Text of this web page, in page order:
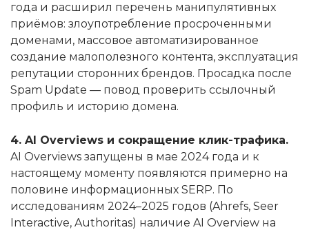
года и расширил перечень манипулятивных
приёмов: злоупотребление просроченными
доменами, массовое автоматизированное
создание малополезного контента, эксплуатация
репутации сторонних брендов. Просадка после
Spam Update — повод проверить ссылочный
профиль и историю домена.
4. AI Overviews и сокращение клик-трафика.
AI Overviews запущены в мае 2024 года и к
настоящему моменту появляются примерно на
половине информационных SERP. По
исследованиям 2024–2025 годов (Ahrefs, Seer
Interactive, Authoritas) наличие AI Overview на